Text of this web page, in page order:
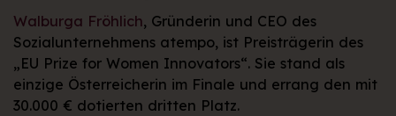
Walburga Fröhlich, Gründerin und CEO des
Sozialunternehmens atempo, ist Preisträgerin des
„EU Prize for Women Innovators“. Sie stand als
einzige Österreicherin im Finale und errang den mit
30.000 € dotierten dritten Platz.